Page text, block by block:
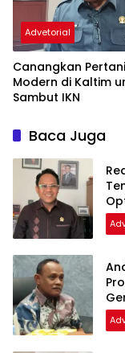
Advetorial
Canangkan
Modern di Kaltim
Sambut IKN
Baca Juga